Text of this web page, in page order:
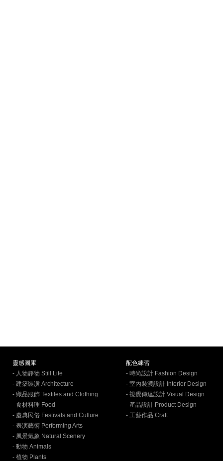
靈感圖庫
- 人物靜物 Still Life
- 建築裝潢 Architecture
- 織品服飾 Textiles and Clothing
- 食材料理 Food
- 慶典民俗 Festivals and Culture
- 表演藝術 Performing Arts
- 風景氣象 Natural Scenery
- 動物 Animals
- 植物 Plants
配色練習
- 時尚設計 Fashion Design
- 室內裝潢設計 Interior Design
- 視覺傳達設計 Visual Design
- 產品設計 Product Design
- 工藝作品 Craft